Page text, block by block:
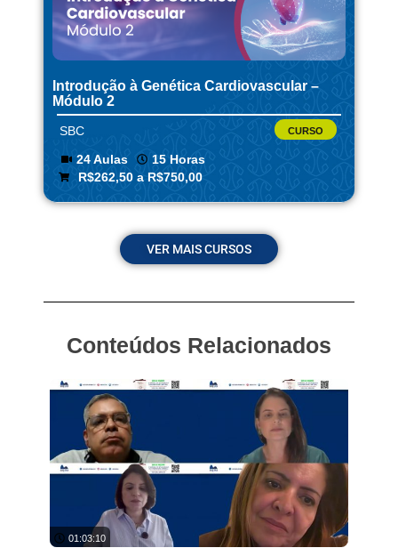
Introdução à Genética Cardiovascular –
Módulo 2
SBC CURSO
24 Aulas
15 Horas
R$262,50 a R$750,00
VER MAIS CURSOS
Conteúdos Relacionados
01:03:10